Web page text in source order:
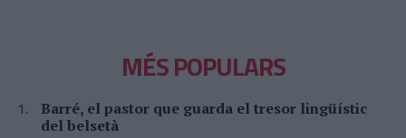
MÉS POPULARS
Barré, el pastor que guarda el tresor lingüístic
del belsetà